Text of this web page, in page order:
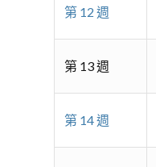
第 12 週
第 13 週
第 14 週